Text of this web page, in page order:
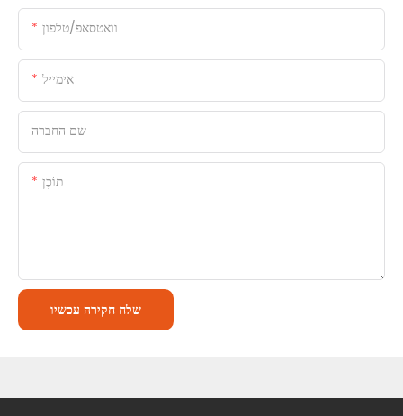
וואטסאפ/טלפון
אימייל
שם החברה
תוֹכֶן
שלח חקירה עכשיו